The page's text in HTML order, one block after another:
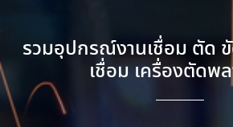
รวมอุปกรณ์งานเชื่อม ตัด ขั
เชื่อม เครื่องตัดพ